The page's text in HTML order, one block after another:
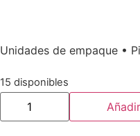
Unidades de empaque •
15 disponibles